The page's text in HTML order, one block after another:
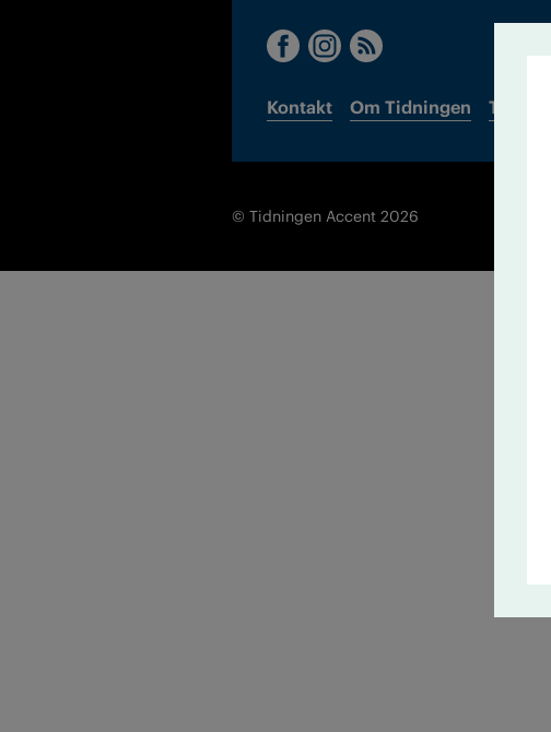
Kontakt Om Tidningen
© Tidningen Accent 2026